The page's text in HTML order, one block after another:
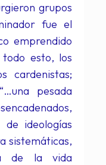
grupos
fue el
emprendido
esto, los
cardenistas;
pesada
ideologías
sistemáticas,
de la vida